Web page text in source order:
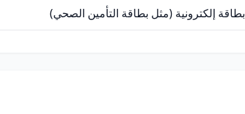
بطاقة إلكترونية (مثل بطاقة التأمين الصحي)